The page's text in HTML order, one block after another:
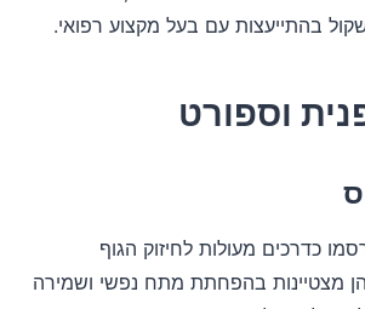
בהתייעצות עם בעל מקצוע רפואי.
וספורט
כדרכים מעולות לחיזוק הגוף
מצטיינות בהפחתת מתח נפשי ושמירה